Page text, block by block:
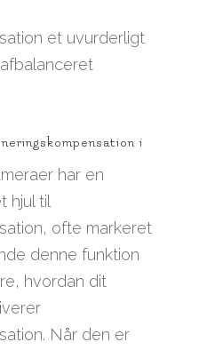
et uvurderligt
i
har en
hjul til
ofte markeret
denne funktion
hvordan dit
Når den er